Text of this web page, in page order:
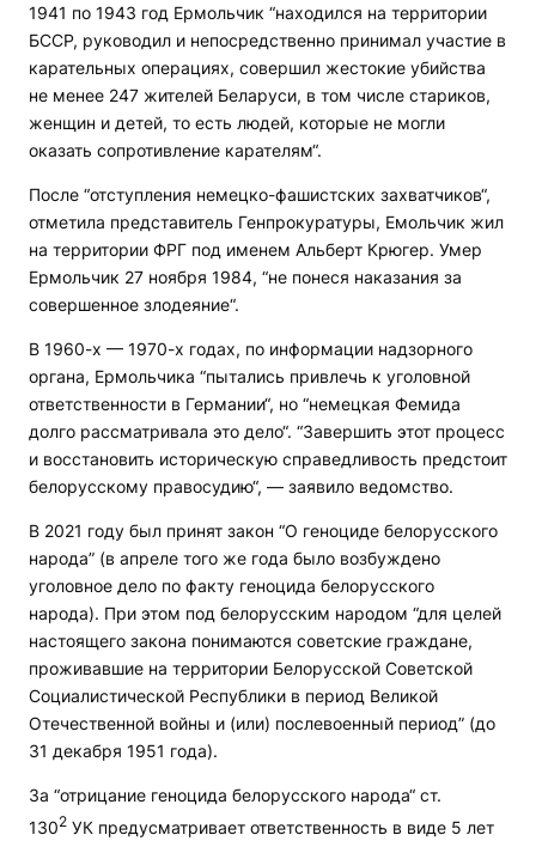
1941 по 1943 год Ермольчик “находился на территории
БССР, руководил и непосредственно принимал участие в
карательных операциях, совершил жестокие убийства
не менее 247 жителей Беларуси, в том числе стариков,
женщин и детей, то есть людей, которые не могли
оказать сопротивление карателям“.
После “отступления немецко-фашистских захватчиков“,
отметила представитель Генпрокуратуры, Емольчик жил
на территории ФРГ под именем Альберт Крюгер. Умер
Ермольчик 27 ноября 1984, “не понеся наказания за
совершенное злодеяние“.
В 1960-х — 1970-х годах, по информации надзорного
органа, Ермольчика “пытались привлечь к уголовной
ответственности в Германии“, но “немецкая Фемида
долго рассматривала это дело“. “Завершить этот процесс
и восстановить историческую справедливость предстоит
белорусскому правосудию“, — заявило ведомство.
В 2021 году был принят закон “О геноциде белорусского
народа” (в апреле того же года было возбуждено
уголовное дело по факту геноцида белорусского
народа). При этом под белорусским народом “для целей
настоящего закона понимаются советские граждане,
проживавшие на территории Белорусской Советской
Социалистической Республики в период Великой
Отечественной войны и (или) послевоенный период” (до
31 декабря 1951 года).
За “отрицание геноцида белорусского народа“ ст.
1302 УК предусматривает ответственность в виде 5 лет